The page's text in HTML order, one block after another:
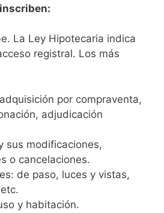
La Ley Hipotecaria indica
registral. Los más
por compraventa,
adjudicación
sus modificaciones,
o cancelaciones.
de paso, luces y vistas,
y habitación.